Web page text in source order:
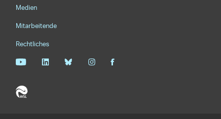
Medien
Mitarbeitende
Rechtliches